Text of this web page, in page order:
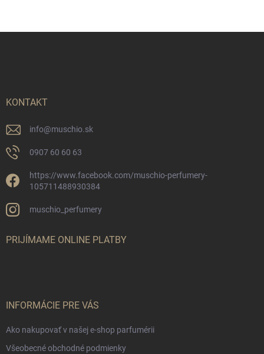
KONTAKT
info@muschio.sk
0907 60 60 63
https://www.facebook.com/muschio-perfumery-
105711488930384
muschio_perfumery
PRIJÍMAME ONLINE PLATBY
INFORMÁCIE PRE VÁS
Ako nakupovať v našej e-shop parfumérii
Všeobecné obchodné podmienky